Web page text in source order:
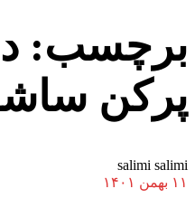
برچسب:
پرکن
salimi salimi
۱۱ بهمن ۱۴۰۱